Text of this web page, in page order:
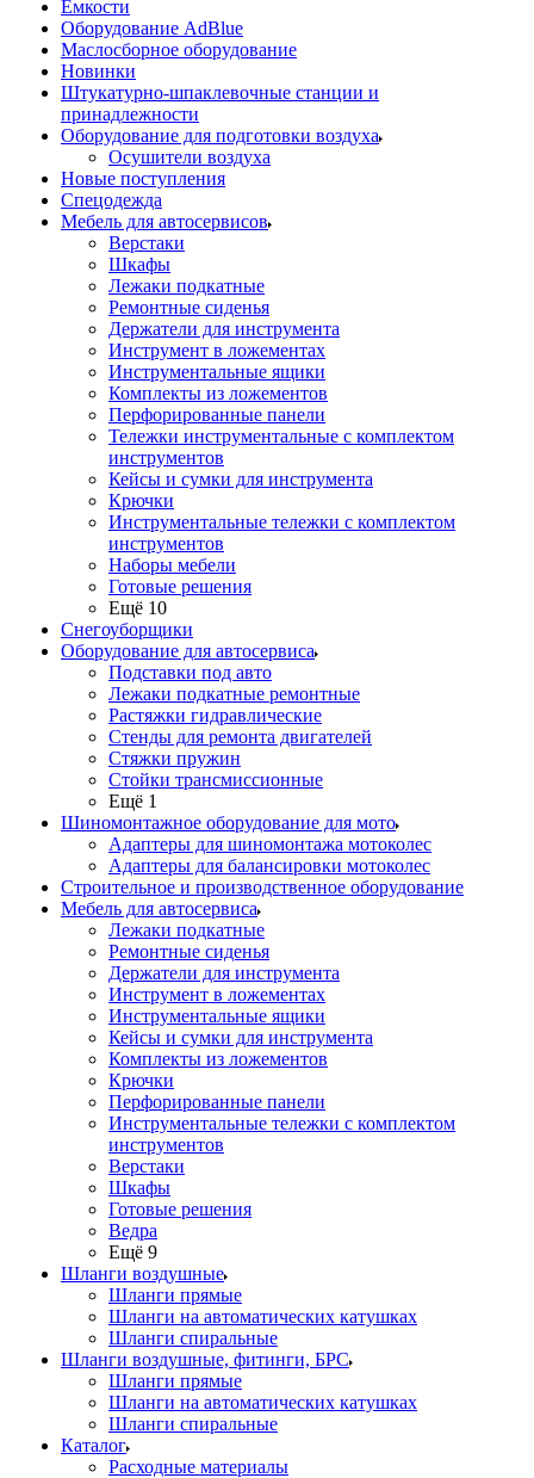
Емкости
Оборудование AdBlue
Маслосборное оборудование
Новинки
Штукатурно-шпаклевочные станции и
принадлежности
Оборудование для подготовки воздуха
Осушители воздуха
Новые поступления
Спецодежда
Мебель для автосервисов
Верстаки
Шкафы
Лежаки подкатные
Ремонтные сиденья
Держатели для инструмента
Инструмент в ложементах
Инструментальные ящики
Комплекты из ложементов
Перфорированные панели
Тележки инструментальные с комплектом
инструментов
Кейсы и сумки для инструмента
Крючки
Инструментальные тележки с комплектом
инструментов
Наборы мебели
Готовые решения
Ещё 10
Снегоуборщики
Оборудование для автосервиса
Подставки под авто
Лежаки подкатные ремонтные
Растяжки гидравлические
Стенды для ремонта двигателей
Стяжки пружин
Стойки трансмиссионные
Ещё 1
Шиномонтажное оборудование для мото
Адаптеры для шиномонтажа мотоколес
Адаптеры для балансировки мотоколес
Строительное и производственное оборудование
Мебель для автосервиса
Лежаки подкатные
Ремонтные сиденья
Держатели для инструмента
Инструмент в ложементах
Инструментальные ящики
Кейсы и сумки для инструмента
Комплекты из ложементов
Крючки
Перфорированные панели
Инструментальные тележки с комплектом
инструментов
Верстаки
Шкафы
Готовые решения
Ведра
Ещё 9
Шланги воздушные
Шланги прямые
Шланги на автоматических катушках
Шланги спиральные
Шланги воздушные, фитинги, БРС
Шланги прямые
Шланги на автоматических катушках
Шланги спиральные
Каталог
Расходные материалы